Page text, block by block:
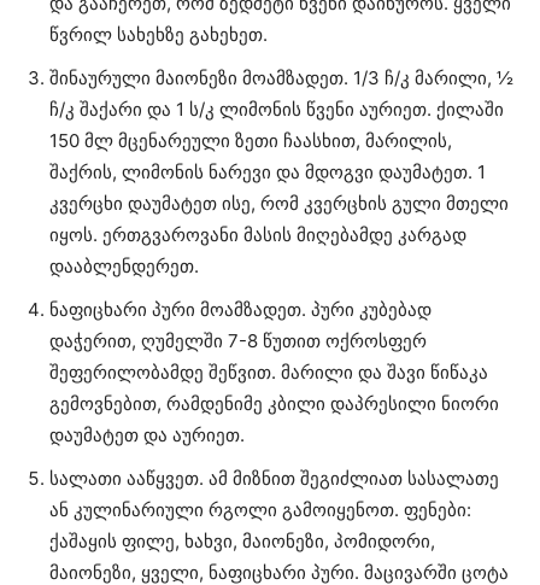
წვრილ სახეხზე გახეხეთ.
შინაურული მაიონეზი მოამზადეთ. 1/3 ჩ/კ მარილი, ½
ჩ/კ შაქარი და 1 ს/კ ლიმონის წვენი აურიეთ. ქილაში
150 მლ მცენარეული ზეთი ჩაასხით, მარილის,
შაქრის, ლიმონის ნარევი და მდოგვი დაუმატეთ. 1
კვერცხი დაუმატეთ ისე, რომ კვერცხის გული მთელი
იყოს. ერთგვაროვანი მასის მიღებამდე კარგად
დააბლენდერეთ.
ნაფიცხარი პური მოამზადეთ. პური კუბებად
დაჭერით, ღუმელში 7-8 წუთით ოქროსფერ
შეფერილობამდე შეწვით. მარილი და შავი წიწაკა
გემოვნებით, რამდენიმე კბილი დაპრესილი ნიორი
დაუმატეთ და აურიეთ.
სალათი ააწყვეთ. ამ მიზნით შეგიძლიათ სასალათე
ან კულინარიული რგოლი გამოიყენოთ. ფენები:
ქაშაყის ფილე, ხახვი, მაიონეზი, პომიდორი,
მაიონეზი, ყველი, ნაფიცხარი პური. მაცივარში ცოტა